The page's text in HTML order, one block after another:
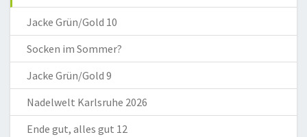
Jacke Grün/Gold 10
Socken im Sommer?
Jacke Grün/Gold 9
Nadelwelt Karlsruhe 2026
Ende gut, alles gut 12